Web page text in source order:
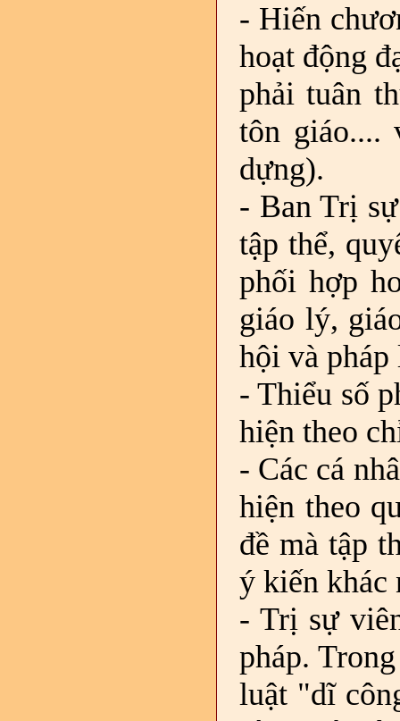
- Hiến
hoạt động
phải tuân
tôn giáo....
dựng).
- Ban Trị
tập thể,
phối hợp
giáo lý,
hội và
- Thiểu số
hiện theo
- Các cá
hiện theo
đề mà tập
ý kiến khác
- Trị sự
pháp.
luật "dĩ